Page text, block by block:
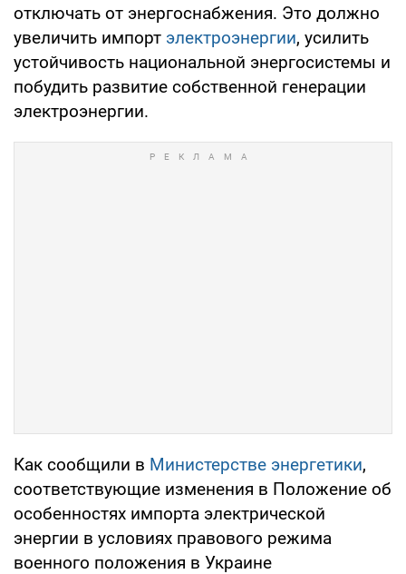
отключать от энергоснабжения. Это должно
увеличить импорт электроэнергии, усилить
устойчивость национальной энергосистемы и
побудить развитие собственной генерации
электроэнергии.
Как сообщили в Министерстве энергетики,
соответствующие изменения в Положение об
особенностях импорта электрической
энергии в условиях правового режима
военного положения в Украине